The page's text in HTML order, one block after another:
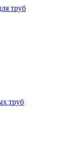
труб
труб